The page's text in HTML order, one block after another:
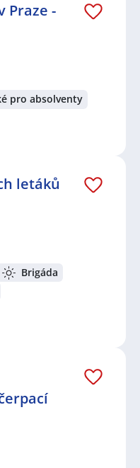
Praze -
pro absolventy
letáků
Brigáda